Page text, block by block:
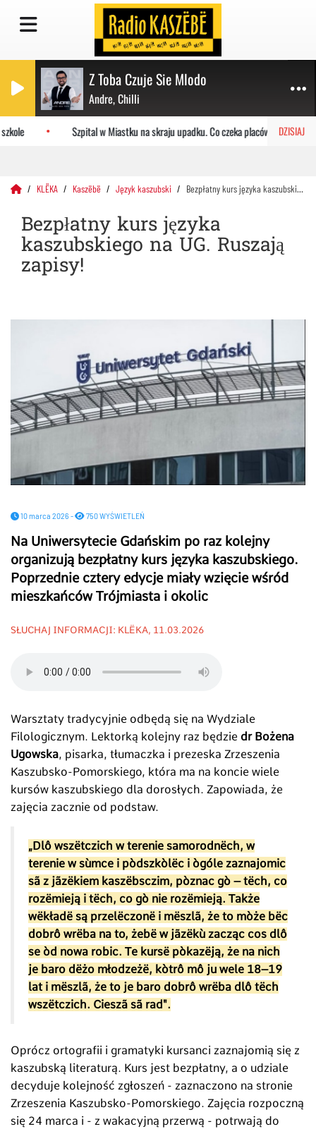
Z Toba Czuje Sie Mlodo
Andre, Chilli
DZISIAJ
Szpital w Miastku na skraju upadku. Co czeka placówkę?
KLËKA Kaszëbë Język kaszubski Bezpłatny kurs języka kaszubskiego na UG. Ruszają zapisy!
Bezpłatny kurs języka
kaszubskiego na UG. Ruszają
zapisy!
10 marca 2026 - 750 WYŚWIETLEŃ
Na Uniwersytecie Gdańskim po raz kolejny
organizują bezpłatny kurs języka kaszubskiego.
Poprzednie cztery edycje miały wzięcie wśród
mieszkańców Trójmiasta i okolic
SŁUCHAJ INFORMACJI: KLËKA, 11.03.2026
Warsztaty tradycyjnie odbędą się na Wydziale
Filologicznym. Lektorką kolejny raz będzie dr Bożena
Ugowska, pisarka, tłumaczka i prezeska Zrzeszenia
Kaszubsko-Pomorskiego, która ma na koncie wiele
kursów kaszubskiego dla dorosłych. Zapowiada, że
zajęcia zacznie od podstaw.
„Dlô wszëtczich w terenie samorodnëch, w
terenie w sùmce i pòdszkòlëc i ògóle zaznajomic
sã z jãzëkiem kaszëbsczim, pòznac gò – tëch, co
rozëmieją i tëch, co gò nie rozëmieją. Także
wëkładë są przelëczonë i mëszlã, że to mòże bëc
dobrô wrëba na to, żebë w jãzëkù zacząc cos dlô
se òd nowa robic. Te kursë pòkazëją, że na nich
je baro dëżo młodzeżë, kòtrô mô ju wele 18–19
lat i mëszlã, że to je baro dobrô wrëba dlô tëch
wszëtczich. Cieszã sã rad".
Oprócz ortografii i gramatyki kursanci zaznajomią się z
kaszubską literaturą. Kurs jest bezpłatny, a o udziale
decyduje kolejność zgłoszeń - zaznaczono na stronie
Zrzeszenia Kaszubsko-Pomorskiego. Zajęcia rozpoczną
się 24 marca i - z wakacyjną przerwą - potrwają do